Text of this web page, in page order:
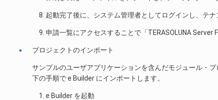
起動完了後に、システム管理者としてログインし、テ
申請一覧にアクセスすることで「TERASOLUNA
プロジェクトのインポート
サンプルのユーザアプリケーションを含んだモジュール・
下の手順で e Builder にインポートします。
e Builder を起動